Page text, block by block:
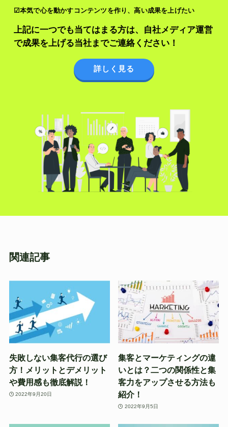
☑本気で心を動かすコンテンツを作り、高い成果を上げたい
上記に一つでも当てはまる方は、自社メディア運営
で成果を上げる当社までご連絡ください！
詳しく見る
関連記事
失敗しない集客代行の選び
方！メリットとデメリット
や費用感も徹底解説！
2022年9月20日
集客とマーケティングの違
いとは？二つの関係性と集
客力をアップさせる方法も
紹介！
2022年9月5日